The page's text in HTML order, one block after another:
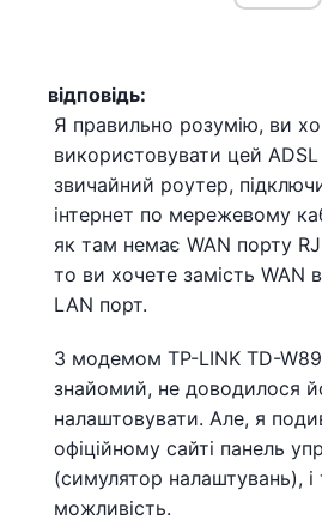
відповідь:
Я правильно розумію, ви
використовувати цей
звичайний роутер,
інтернет по мережевому
як там немає WAN порту
то ви хочете замість WAN
LAN порт.
З модемом TP-LINK TD-
знайомий, не доводилося
налаштовувати. Але, я
офіційному сайті панель
(симулятор налаштувань),
можливість.